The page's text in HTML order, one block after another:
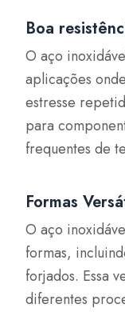
Boa
O aço
aplicações
estresse
para
frequentes de
Formas
O aço
formas,
forjados. Essa
diferentes